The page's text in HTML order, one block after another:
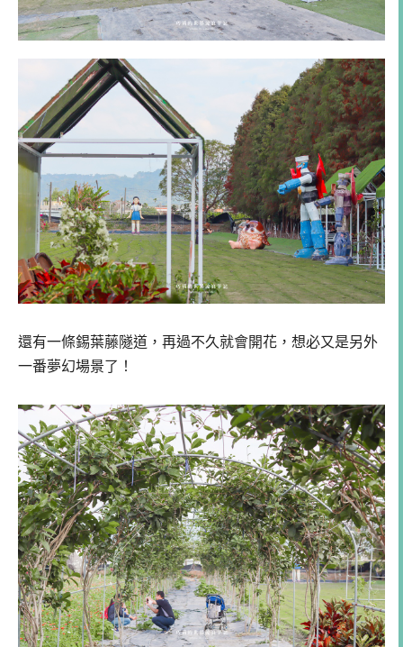
還有一條錫葉藤隧道，再過不久就會開花，想必又是另外
一番夢幻場景了！